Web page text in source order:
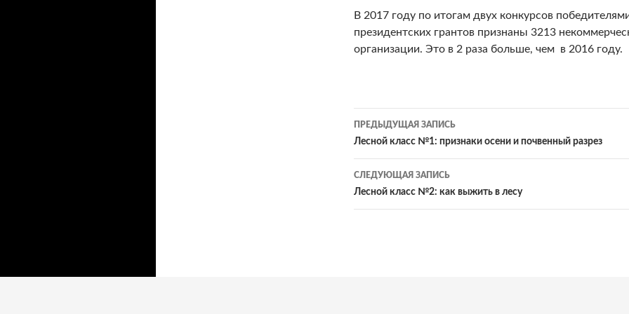
В 2017 году по итогам двух конкурсов
президентских грантов признаны 3213
организации. Это в 2 раза больше, чем в 2016 году.
Навигация
по
записям
ПРЕДЫДУЩАЯ ЗАПИСЬ
Лесной класс №1: признаки осени и почвенный разрез
СЛЕДУЮЩАЯ ЗАПИСЬ
Лесной класс №2: как выжить в лесу